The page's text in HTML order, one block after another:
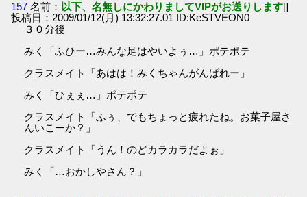
157 名前： 以下、名無しにかわりましてVIPがお送りします[]
投稿日：2009/01/12(月) 13:32:27.01 ID:KeSTVEON0
３０分後
みく「ふひー…みんな足はやいよぅ…」ポテポテ
クラスメイト「あはは！みくちゃんがんばれー」
みく「ひぇぇ…」ポテポテ
クラスメイト「ふぅ、でもちょっと疲れたね。お菓子屋さ
んいこーか？」
クラスメイト「うん！のどカラカラだよぉ」
みく「…おかしやさん？」